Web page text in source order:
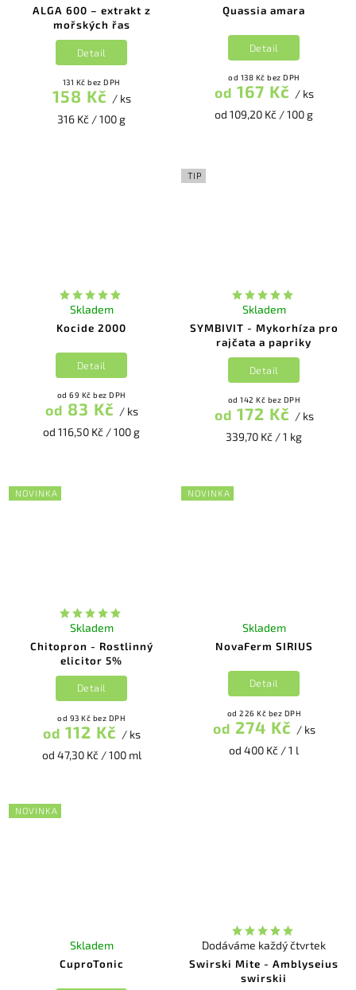
ALGA 600 – extrakt z
mořských řas
131 Kč bez DPH
158 Kč / ks
316 Kč / 100 g
Detail
Quassia amara
od 138 Kč bez DPH
od 167 Kč / ks
od 109,20 Kč / 100 g
Detail
Kocide 2000
Skladem
od 69 Kč bez DPH
od 83 Kč / ks
od 116,50 Kč / 100 g
Detail
TIP
SYMBIVIT - Mykorhíza pro
rajčata a papriky
Skladem
od 142 Kč bez DPH
od 172 Kč / ks
339,70 Kč / 1 kg
Detail
NOVINKA
Chitopron - Rostlinný
elicitor 5%
Skladem
od 93 Kč bez DPH
od 112 Kč / ks
od 47,30 Kč / 100 ml
Detail
NOVINKA
NovaFerm SIRIUS
Skladem
od 226 Kč bez DPH
od 274 Kč / ks
od 400 Kč / 1 l
Detail
NOVINKA
CuproTonic
Skladem
Swirski Mite - Amblyseius
swirskii
Dodáváme každý čtvrtek